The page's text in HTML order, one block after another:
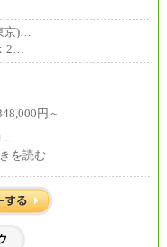
京)…
2…
円～
～
を読む